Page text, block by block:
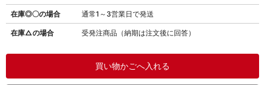
在庫◎〇の場合 通常1～3営業日で発送
在庫△の場合 受発注商品（納期は注文後に回答）